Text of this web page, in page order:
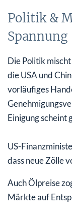
Politik &
Spannung
Die Politik
die USA und
vorläufiges
Einigung scheint
US-
dass neue Zölle
Auch Ölpreise
Märkte auf